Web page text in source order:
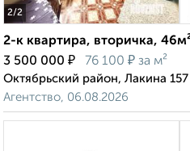
2/2
2-к квартира, вторичка,
3 500 000 ₽ 76 100 ₽ за м²
Октябрьский район, Лакина 157
Агентство, 06.08.2026